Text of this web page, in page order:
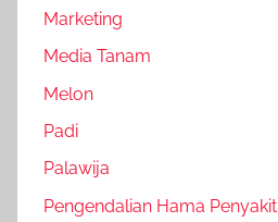
Marketing
Media Tanam
Melon
Padi
Palawija
Pengendalian Hama Penyakit